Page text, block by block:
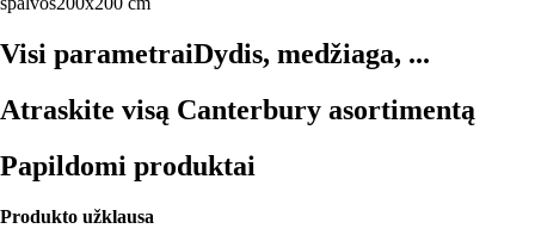
Visi parametraiDydis, medžiaga, ...
Atraskite visą Canterbury asortimentą
Papildomi produktai
Produkto užklausa